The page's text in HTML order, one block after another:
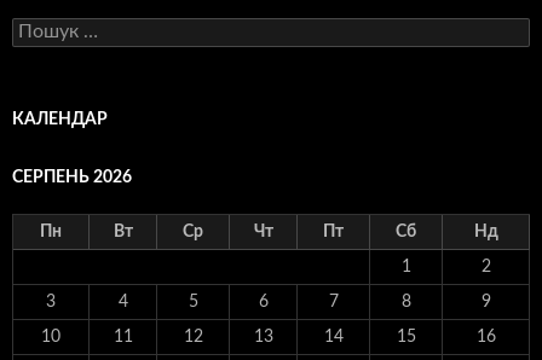
Пошук:
КАЛЕНДАР
СЕРПЕНЬ 2026
Пн Вт Ср Чт Пт Сб Нд
1 2
3 4 5 6 7 8 9
10 11 12 13 14 15 16